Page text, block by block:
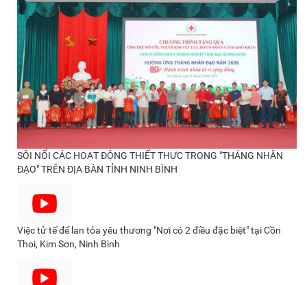
SÔI NỔI CÁC HOẠT ĐỘNG THIẾT THỰC TRONG "THÁNG NHÂN
ĐẠO" TRÊN ĐỊA BÀN TỈNH NINH BÌNH
Việc tử tế để lan tỏa yêu thương "Nơi có 2 điều đặc biệt" tại Cồn
Thoi, Kim Sơn, Ninh Bình